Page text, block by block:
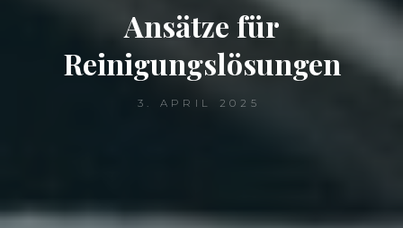
Ansätze für
Reinigungslösungen
3. APRIL 2025